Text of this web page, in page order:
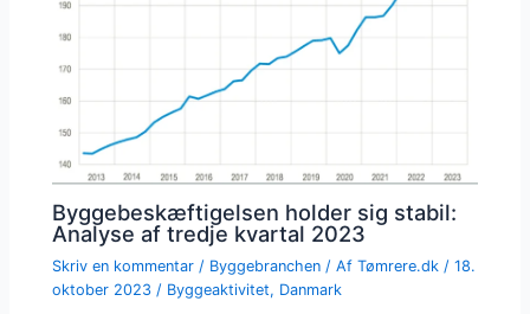
Byggebeskæftigelsen holder sig stabil:
Analyse af tredje kvartal 2023
Skriv en kommentar / Byggebranchen / AfTømrere.dk/18.
oktober 2023/ Byggeaktivitet, Danmark